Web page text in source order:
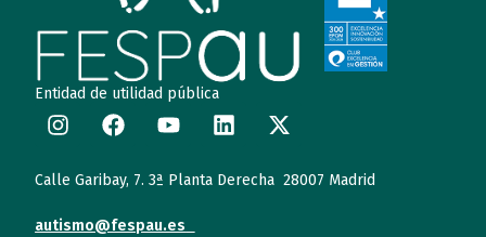
Entidad de utilidad pública
Calle Garibay, 7. 3ª Planta Derecha 28007 Madrid
autismo@fespau.es